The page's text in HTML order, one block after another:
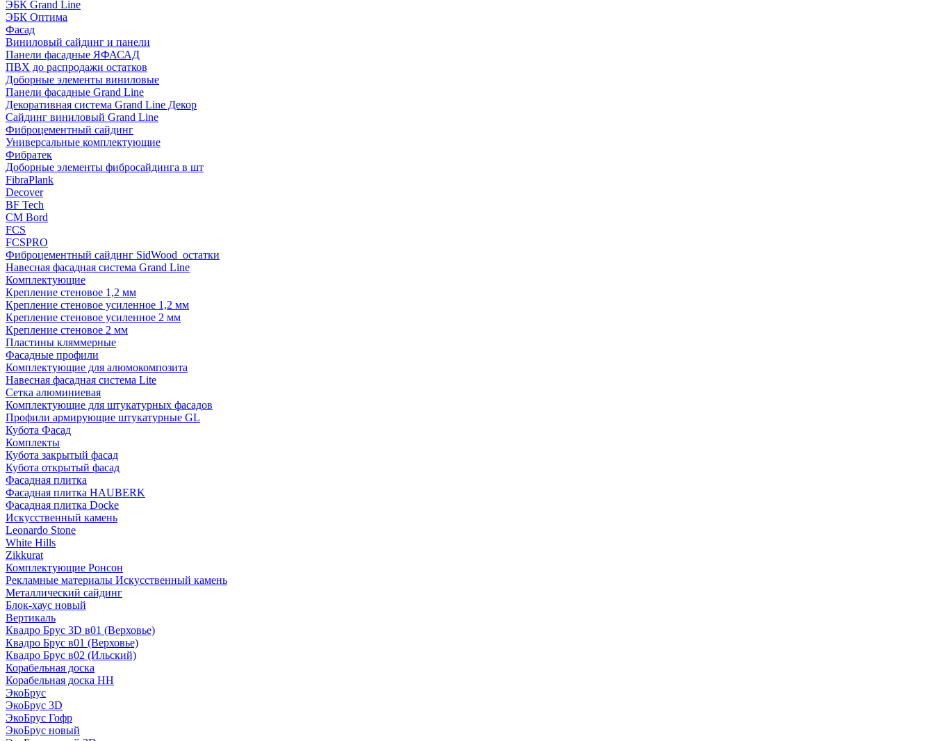
ЭБК Grand Line
ЭБК Оптима
Фасад
Виниловый сайдинг и панели
Панели фасадные ЯФАСАД
ПВХ до распродажи остатков
Доборные элементы виниловые
Панели фасадные Grand Line
Декоративная система Grand Line Декор
Сайдинг виниловый Grand Line
Фиброцементный сайдинг
Универсальные комплектующие
Фибратек
Доборные элементы фибросайдинга в шт
FibraPlank
Decover
BF Tech
CM Bord
FCS
FCSPRO
Фиброцементный сайдинг SidWood_остатки
Навесная фасадная система Grand Line
Комплектующие
Крепление стеновое 1,2 мм
Крепление стеновое усиленное 1,2 мм
Крепление стеновое усиленное 2 мм
Крепление стеновое 2 мм
Пластины кляммерные
Фасадные профили
Комплектующие для алюмокомпозита
Навесная фасадная система Lite
Сетка алюминиевая
Комплектующие для штукатурных фасадов
Профили армирующие штукатурные GL
Кубота Фасад
Комплекты
Кубота закрытый фасад
Кубота открытый фасад
Фасадная плитка
Фасадная плитка HAUBERK
Фасадная плитка Docke
Искусственный камень
Leonardo Stone
White Hills
Zikkurat
Комплектующие Ронсон
Рекламные материалы Искусственный камень
Металлический сайдинг
Блок-хаус новый
Вертикаль
Квадро Брус 3D в01 (Верховье)
Квадро Брус в01 (Верховье)
Квадро Брус в02 (Ильский)
Корабельная доска
Корабельная доска НН
ЭкоБрус
ЭкоБрус 3D
ЭкоБрус Гофр
ЭкоБрус новый